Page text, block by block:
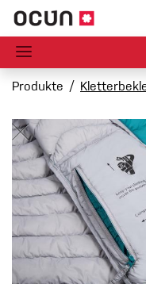
Produkte